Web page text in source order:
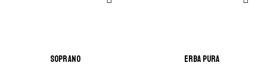
SOPRANO ERBA PURA